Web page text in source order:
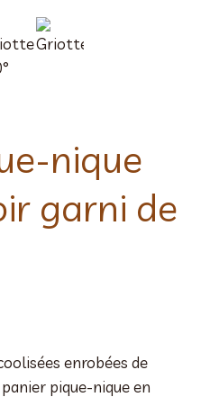
nique
garni de
enrobées de
pique-nique en